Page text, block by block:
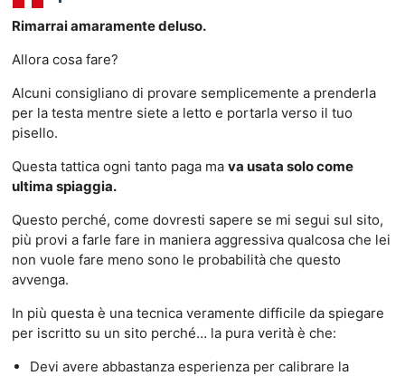
Rimarrai amaramente deluso.
Allora cosa fare?
Alcuni consigliano di provare semplicemente a prenderla
per la testa mentre siete a letto e portarla verso il tuo
pisello.
Questa tattica ogni tanto paga ma va usata solo come
ultima spiaggia.
Questo perché, come dovresti sapere se mi segui sul sito,
più provi a farle fare in maniera aggressiva qualcosa che lei
non vuole fare meno sono le probabilità che questo
avvenga.
In più questa è una tecnica veramente difficile da spiegare
per iscritto su un sito perché… la pura verità è che:
Devi avere abbastanza esperienza per calibrare la